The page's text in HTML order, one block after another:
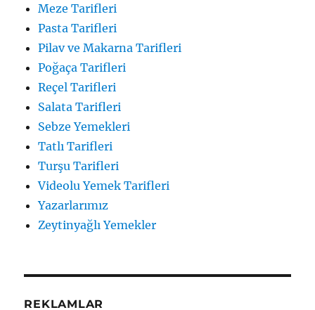
Meze Tarifleri
Pasta Tarifleri
Pilav ve Makarna Tarifleri
Poğaça Tarifleri
Reçel Tarifleri
Salata Tarifleri
Sebze Yemekleri
Tatlı Tarifleri
Turşu Tarifleri
Videolu Yemek Tarifleri
Yazarlarımız
Zeytinyağlı Yemekler
REKLAMLAR